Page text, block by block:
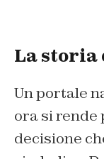
La storia
Un portale
ora si rende
decisione